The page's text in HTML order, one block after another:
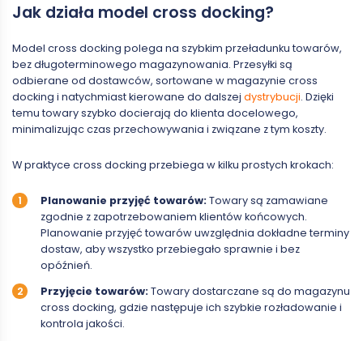
Jak działa model cross docking?
Model cross docking polega na szybkim przeładunku towarów,
bez długoterminowego magazynowania. Przesyłki są
odbierane od dostawców, sortowane w magazynie cross
docking i natychmiast kierowane do dalszej dystrybucji. Dzięki
temu towary szybko docierają do klienta docelowego,
minimalizując czas przechowywania i związane z tym koszty.
W praktyce cross docking przebiega w kilku prostych krokach:
Planowanie przyjęć towarów:Towary są zamawiane
zgodnie z zapotrzebowaniem klientów końcowych.
Planowanie przyjęć towarów uwzględnia dokładne terminy
dostaw, aby wszystko przebiegało sprawnie i bez
opóźnień.
Przyjęcie towarów:Towary dostarczane są do magazynu
cross docking, gdzie następuje ich szybkie rozładowanie i
kontrola jakości.